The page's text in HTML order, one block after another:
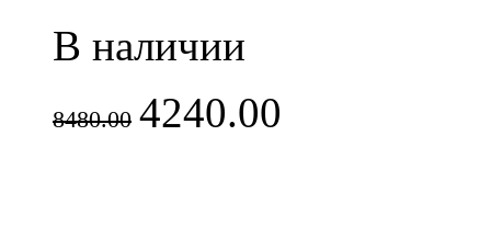
В наличии
8480.00 4240.00